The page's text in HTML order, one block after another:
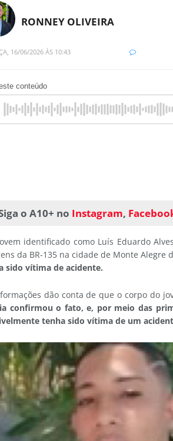
RONNEY OLIVEIRA
16/06/2026 ÀS 10:43
conteúdo
o A10+ no Instagram,
identificado como Luís Eduardo
da BR-135 na cidade de Monte Alegre
sido vítima de acidente.
dão conta de que o corpo do
confirmou o fato, e, por meio das
tenha sido vítima de um